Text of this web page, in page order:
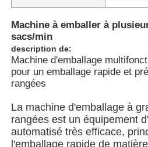
Nous contacter
nouvelles
Les affaires
Machines à emballer en
Machine à emballer à
sacs/min
description de:
Machine d'emballage
pour un emballage rapide et
rangées
La machine d'emballage à
rangées est un équipement
automatisé très efficace,
l'emballage rapide de